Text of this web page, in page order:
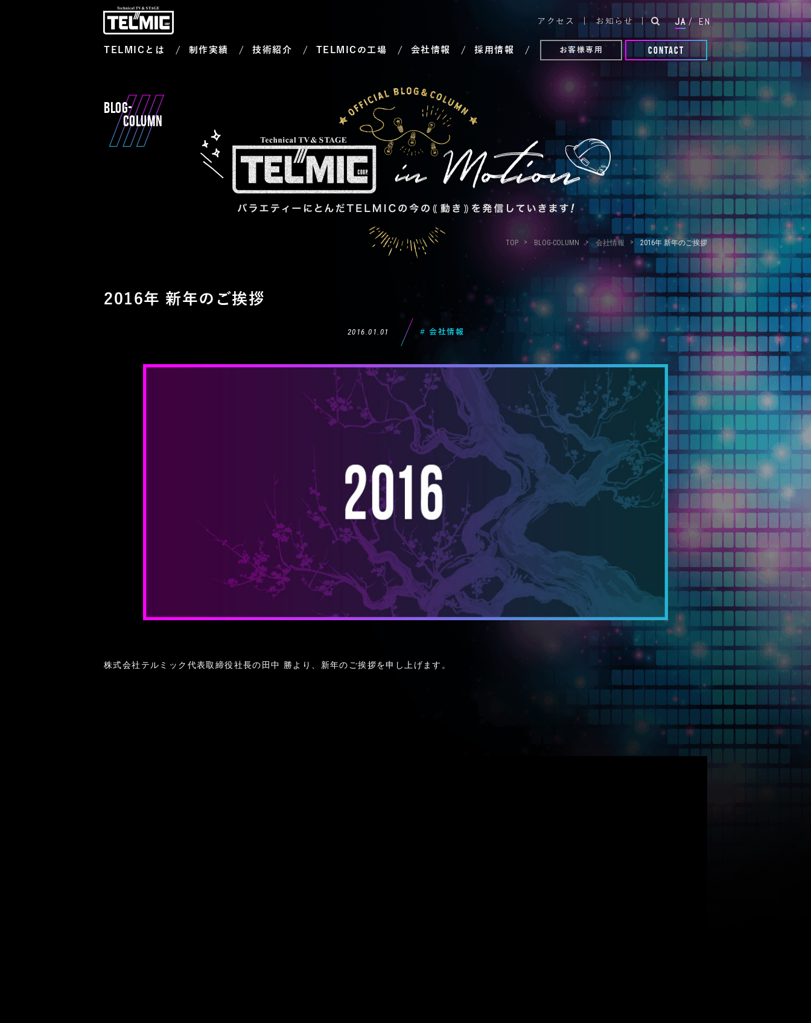
TELMICとは 制作実績 技術紹介 TELMICの工場 会社情報 採用情報 CONTACT
お客様専用
JA / EN
アクセス お知らせ
BLOG-
COLUMN
TOP BLOG-COLUMN 会社情報 2016年 新年のご挨拶
2016年 新年のご挨拶
2016.01.01 # 会社情報
株式会社テルミック代表取締役社長の田中 勝より、新年のご挨拶を申し上げます。